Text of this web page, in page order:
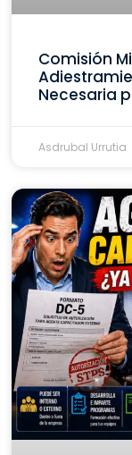
Comisión
Necesaria
Asdrubal Urrutia